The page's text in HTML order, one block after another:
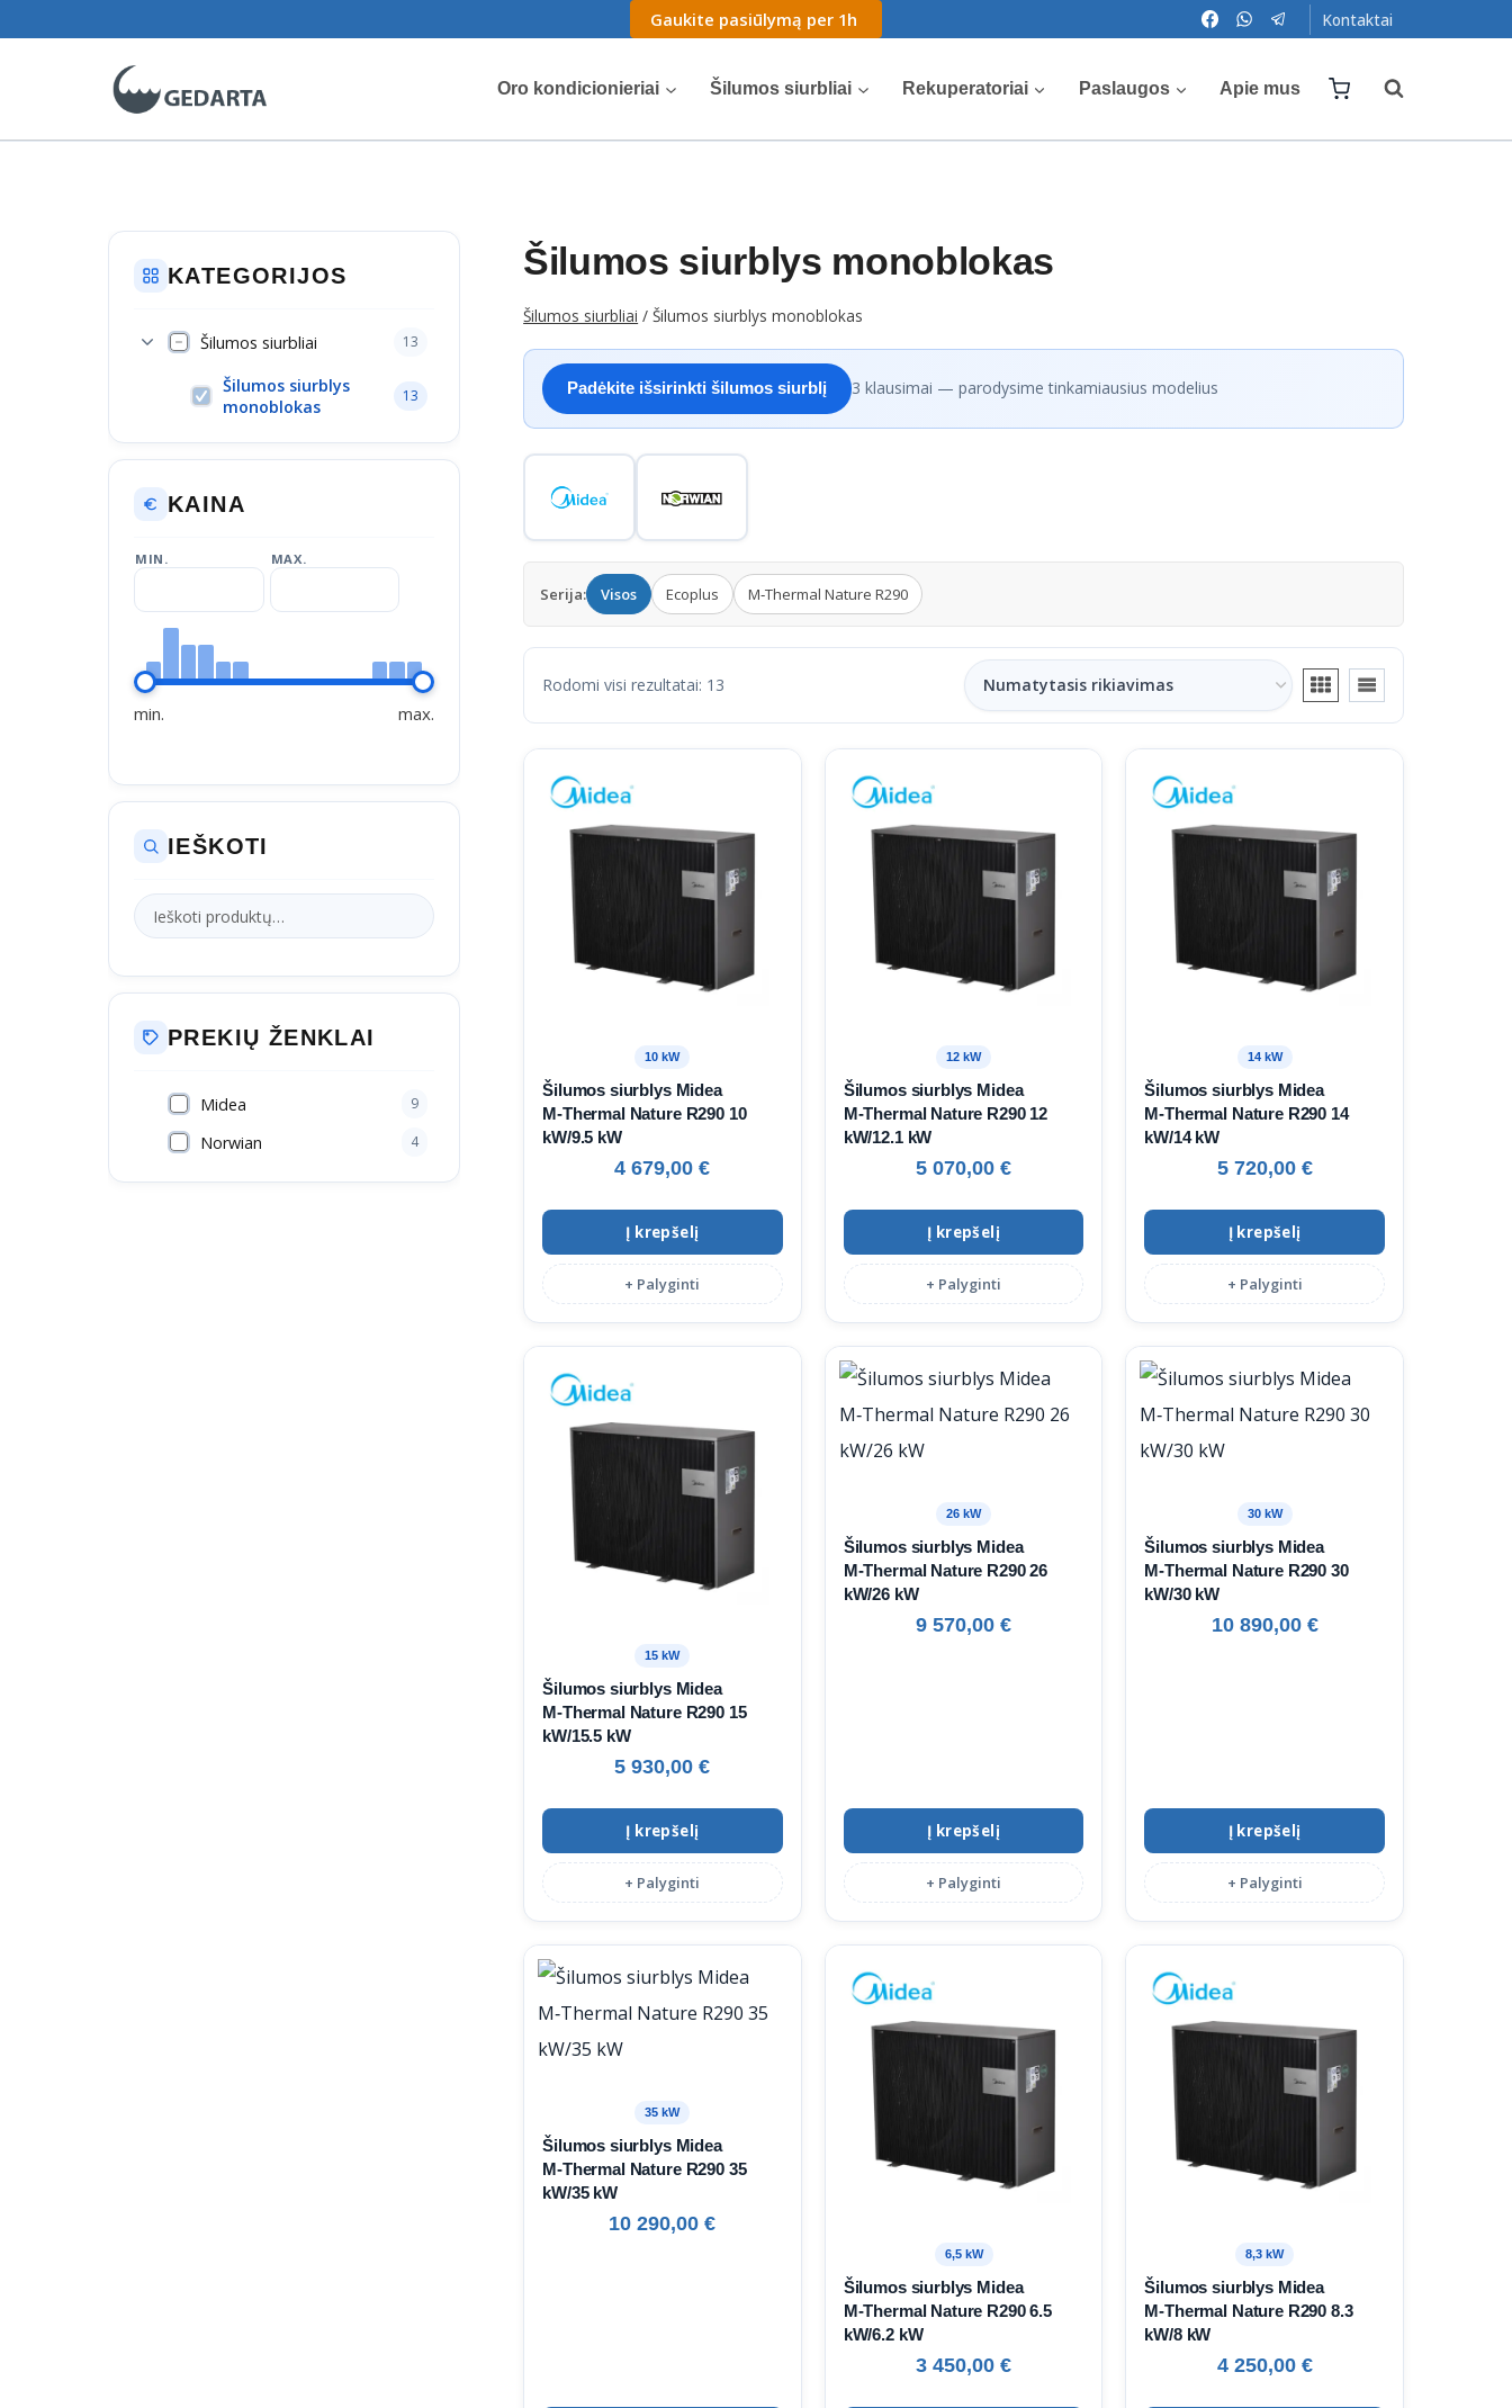
Gaukite pasiūlymą per 1h Kontaktai
Oro kondicionieriai Šilumos siurbliai Rekuperatoriai Paslaugos Apie mus
Šilumos siurblys monoblokas
Šilumos siurbliai / Šilumos siurblys monoblokas
Padėkite išsirinkti šilumos siurblį 3 klausimai — parodysime tinkamiausius modelius
Serija: Visos Ecoplus M‑Thermal Nature R290
Rodomi visi rezultatai: 13
10 kW
Šilumos siurblys Midea
M‑Thermal Nature R290 10
kW/9.5 kW
4 679,00€
Į krepšelį
+ Palyginti
12 kW
Šilumos siurblys Midea
M‑Thermal Nature R290 12
kW/12.1 kW
5 070,00€
Į krepšelį
+ Palyginti
14 kW
Šilumos siurblys Midea
M‑Thermal Nature R290 14
kW/14 kW
5 720,00 €
Į krepšelį
+ Palyginti
15 kW
Šilumos siurblys Midea
M‑Thermal Nature R290 15
kW/15.5 kW
5 930,00€
Į krepšelį
+ Palyginti
26 kW
Šilumos siurblys Midea
M‑Thermal Nature R290 26
kW/26 kW
9 570,00€
Į krepšelį
+ Palyginti
30 kW
Šilumos siurblys Midea
M‑Thermal Nature R290 30
kW/30 kW
10 890,00 €
Į krepšelį
+ Palyginti
35 kW
Šilumos siurblys Midea
M‑Thermal Nature R290 35
kW/35 kW
10 290,00€
6,5 kW
Šilumos siurblys Midea
M‑Thermal Nature R290 6.5
kW/6.2 kW
3 450,00€
8,3 kW
Šilumos siurblys Midea
M‑Thermal Nature R290 8.3
kW/8 kW
4 250,00 €
KATEGORIJOS
Šilumos siurbliai 13
Šilumos siurblys
monoblokas
13
KAINA
MIN. MAX.
min. max.
IEŠKOTI
PREKIŲ ŽENKLAI
Midea 9
Norwian 4